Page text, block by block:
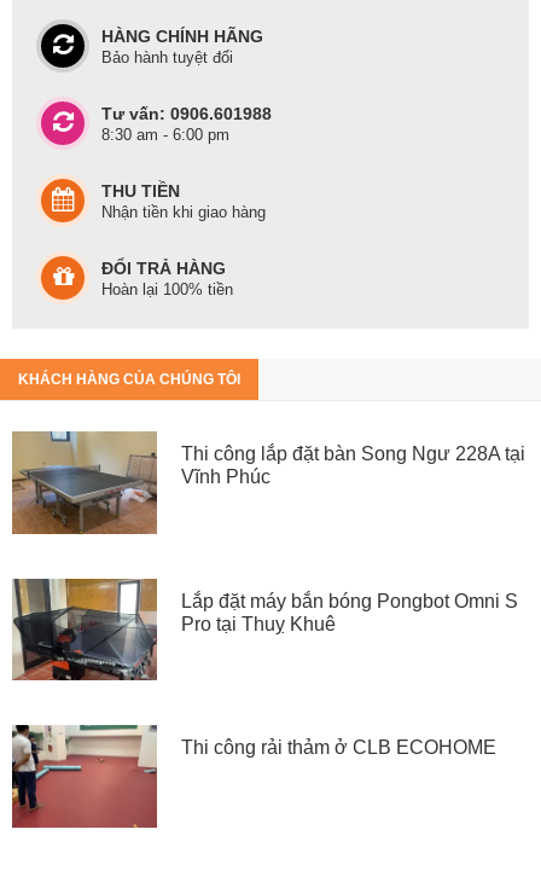
HÀNG CHÍNH HÃNG
Bảo hành tuyệt đối
Tư vấn: 0906.601988
8:30 am - 6:00 pm
THU TIỀN
Nhận tiền khi giao hàng
ĐỔI TRẢ HÀNG
Hoàn lại 100% tiền
KHÁCH HÀNG CỦA CHÚNG TÔI
Thi công lắp đặt bàn Song Ngư 228A tại
Vĩnh Phúc
Lắp đặt máy bắn bóng Pongbot Omni S
Pro tại Thuỵ Khuê
Thi công rải thảm ở CLB ECOHOME